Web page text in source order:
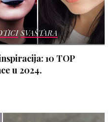
SVAŠTARA
10 TOP
u 2024.